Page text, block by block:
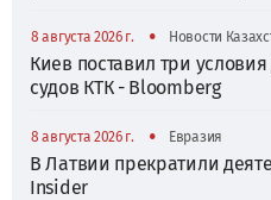
8 августа 2026 г. • Новости
Киев поставил три
судов КТК - Bloomberg
8 августа 2026 г. • Евразия
В Латвии прекратили
Insider